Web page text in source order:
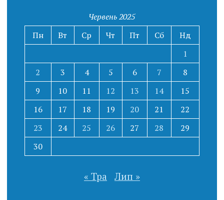
Червень 2025
Пн
Вт Ср Чт Пт Сб
Нд
1
2
3 4 5 6 7
8
9
10 11 12 13 14
15
16
17 18 19 20 21
22
23
24 25 26 27 28
29
30
« Тра Лип »